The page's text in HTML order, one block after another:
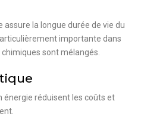
assure la longue durée de vie du
importante dans
sont mélangés.
énergie réduisent les coûts et